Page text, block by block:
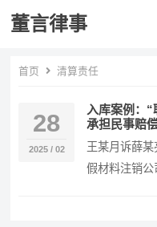
董言律事
首页 清算责任
28
2025 / 02
入库案例：
承担民事赔
王某月诉薛
假材料注销